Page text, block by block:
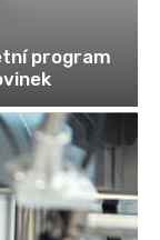
program